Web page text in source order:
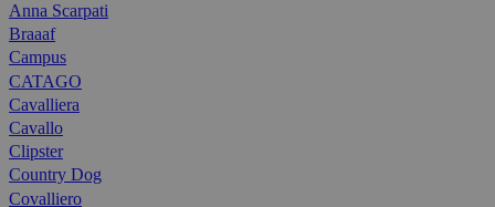
Anna Scarpati
Braaaf
Campus
CATAGO
Cavalliera
Cavallo
Clipster
Country Dog
Covalliero